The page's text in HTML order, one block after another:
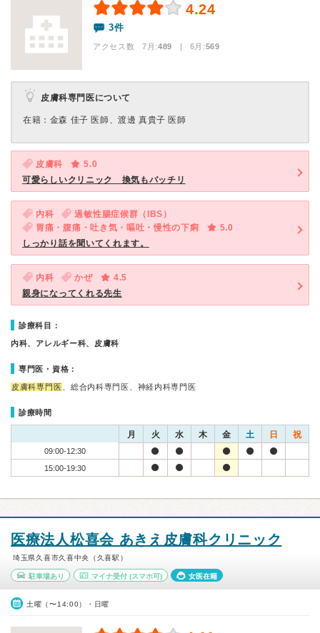
4.24
3件
アクセス数 7月:489 | 6月:569
皮膚科専門医について
在籍：金森 佳子 医師、渡邊 真貴子 医師
皮膚科
5.0
可愛らしいクリニック 換気もバッチリ
内科
過敏性腸症候群（IBS）
胃痛・腹痛・吐き気・嘔吐・慢性の下痢
5.0
しっかり話を聞いてくれます。
内科 かぜ
4.5
親身になってくれる先生
診療科目：
内科、アレルギー科、皮膚科
専門医・資格：
皮膚科専門医 、総合内科専門医、神経内科専門医
診療時間
月 火 水 木 金 土 日 祝
09:00-12:30
15:00-19:30
医療法人松喜会 あきえ皮膚科クリニック
埼玉県久喜市久喜中央（久喜駅）
駐車場あり マイナ受付(スマホ可) 女医在籍
土曜（〜14:00）・日曜